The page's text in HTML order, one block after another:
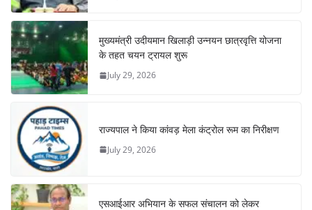
मुख्यमंत्री उदीयमान खिलाड़ी उन्नयन छात्रवृत्ति योजना
के तहत चयन ट्रायल शुरू
July 29, 2026
राज्यपाल ने किया कांवड़ मेला कंट्रोल रूम का निरीक्षण
July 29, 2026
एसआईआर अभियान के सफल संचालन को लेकर